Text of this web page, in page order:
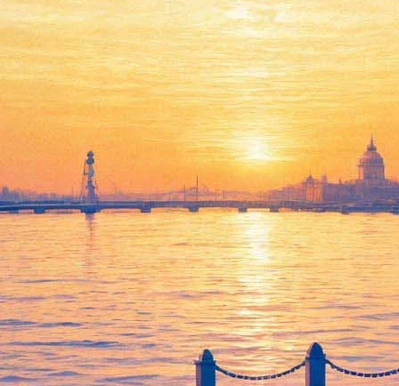
В Парке 300-летия выступят
Смешарики и иллюзионист
26 августа 2017, суббота,11.00
Версия для печати